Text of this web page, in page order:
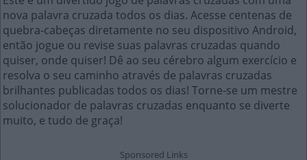
nova palavra cruzada todos os dias. Acesse centenas de
quebra-cabeças diretamente no seu dispositivo Android,
então jogue ou revise suas palavras cruzadas quando
quiser, onde quiser! Dê ao seu cérebro algum exercício e
resolva o seu caminho através de palavras cruzadas
brilhantes publicadas todos os dias! Torne-se um mestre
solucionador de palavras cruzadas enquanto se diverte
muito, e tudo de graça!